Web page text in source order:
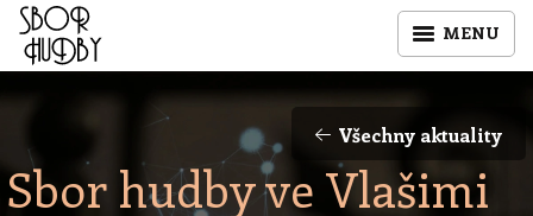
MENU
Všechny aktuality
Sbor hudby ve Vlašimi